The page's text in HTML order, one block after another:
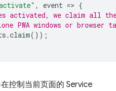
, event => {
activated, we claim all
PWA windows or browser
.claim());
控制当前页面的 Service